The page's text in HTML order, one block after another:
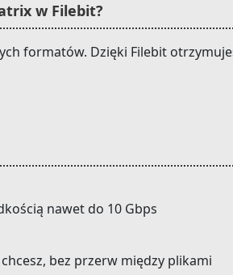
w Filebit?
formatów. Dzięki Filebit
nawet do 10 Gbps
bez przerw między plikami